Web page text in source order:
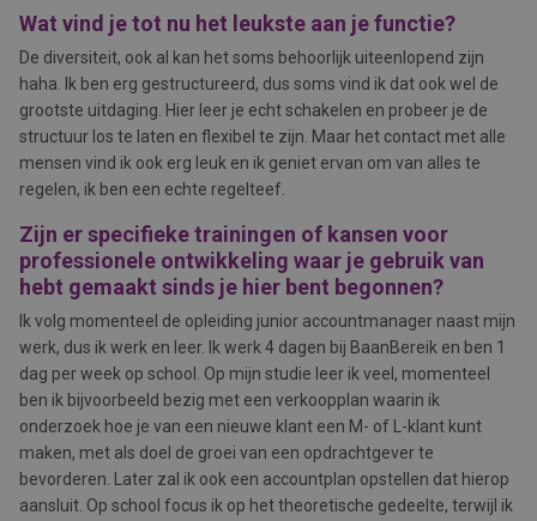
Wat vind je tot nu het leukste aan je functie?
De diversiteit, ook al kan het soms behoorlijk uiteenlopend zijn
haha. Ik ben erg gestructureerd, dus soms vind ik dat ook wel de
grootste uitdaging. Hier leer je echt schakelen en probeer je de
structuur los te laten en flexibel te zijn. Maar het contact met alle
mensen vind ik ook erg leuk en ik geniet ervan om van alles te
regelen, ik ben een echte regelteef.
Zijn er specifieke trainingen of kansen voor
professionele ontwikkeling waar je gebruik van
hebt gemaakt sinds je hier bent begonnen?
Ik volg momenteel de opleiding junior accountmanager naast mijn
werk, dus ik werk en leer. Ik werk 4 dagen bij BaanBereik en ben 1
dag per week op school. Op mijn studie leer ik veel, momenteel
ben ik bijvoorbeeld bezig met een verkoopplan waarin ik
onderzoek hoe je van een nieuwe klant een M- of L-klant kunt
maken, met als doel de groei van een opdrachtgever te
bevorderen. Later zal ik ook een accountplan opstellen dat hierop
aansluit. Op school focus ik op het theoretische gedeelte, terwijl ik